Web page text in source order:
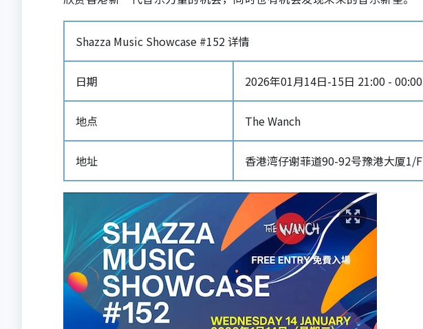
Shazza Music Showcase #152 详情
日期 2026年01月14日-15日 21:00 - 00:00
地点 The Wanch
地址 香港湾仔谢菲道90-92号豫港大厦1/F